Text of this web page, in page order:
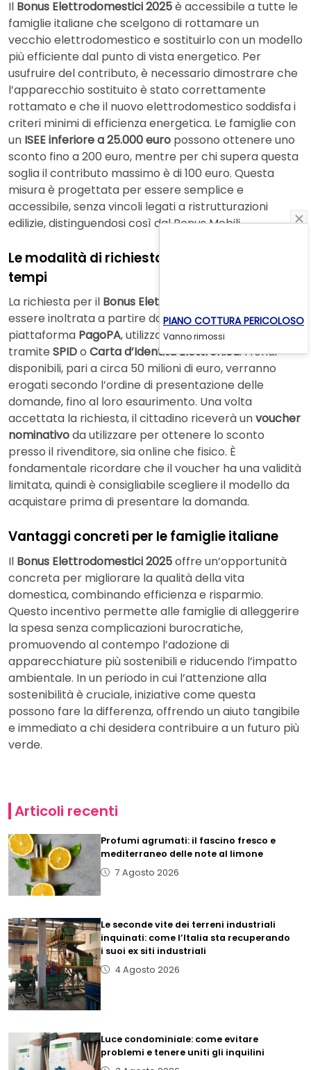
Il Bonus Elettrodomestici 2025è accessibile a tutte le
famiglie italiane che scelgono di rottamare un
vecchio elettrodomestico e sostituirlo con un modello
più efficiente dal punto di vista energetico. Per
usufruire del contributo, è necessario dimostrare che
l’apparecchio sostituito è stato correttamente
rottamato e che il nuovo elettrodomestico soddisfa i
criteri minimi di efficienza energetica. Le famiglie con
un ISEE inferiore a 25.000 euro possono ottenere uno
sconto fino a 200 euro, mentre per chi supera questa
soglia il contributo massimo è di 100 euro. Questa
misura è progettata per essere semplice e
accessibile, senza vincoli legati a ristrutturazioni
edilizie, distinguendosi così dal Bonus Mobili.
Le modalità di richiesta e l’importanza dei
tempi
La richiesta per il Bonus Elettrodomestici 2025
essere inoltrata a partire da settembre tramite la
piattaforma PagoPA, utilizzando l’autenticazione
tramite SPIDo Carta d’Identità Elettronica. I fondi
disponibili, pari a circa 50 milioni di euro, verranno
erogati secondo l’ordine di presentazione delle
domande, fino al loro esaurimento. Una volta
accettata la richiesta, il cittadino riceverà unvoucher
nominativoda utilizzare per ottenere lo sconto
presso il rivenditore, sia online che fisico. È
fondamentale ricordare che il voucher ha una validità
limitata, quindi è consigliabile scegliere il modello da
acquistare prima di presentare la domanda.
Vantaggi concreti per le famiglie italiane
Il Bonus Elettrodomestici 2025offre un’opportunità
concreta per migliorare la qualità della vita
domestica, combinando efficienza e risparmio.
Questo incentivo permette alle famiglie di alleggerire
la spesa senza complicazioni burocratiche,
promuovendo al contempo l’adozione di
apparecchiature più sostenibili e riducendo l’impatto
ambientale. In un periodo in cui l’attenzione alla
sostenibilità è cruciale, iniziative come questa
possono fare la differenza, offrendo un aiuto tangibile
e immediato a chi desidera contribuire a un futuro più
verde.
Articoli recenti
Profumi agrumati: il fascino fresco e
mediterraneo delle note al limone
7 Agosto 2026
Le seconde vite dei terreni industriali
inquinati: come l’Italia sta recuperando
i suoi ex siti industriali
4 Agosto 2026
Luce condominiale: come evitare
problemi e tenere uniti gli inquilini
PIANO COTTURA PERICOLOSO
Vanno rimossi